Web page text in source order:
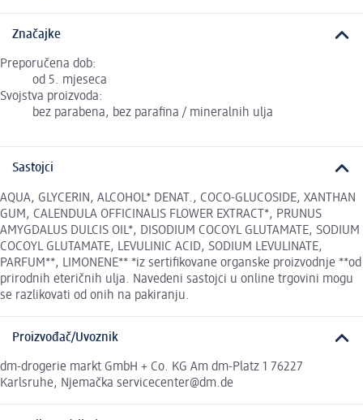
Značajke
Preporučena dob:
od 5. mjeseca
Svojstva proizvoda:
bez parabena, bez parafina / mineralnih ulja
Sastojci
AQUA, GLYCERIN, ALCOHOL* DENAT., COCO-GLUCOSIDE, XANTHAN
GUM, CALENDULA OFFICINALIS FLOWER EXTRACT*, PRUNUS
AMYGDALUS DULCIS OIL*, DISODIUM COCOYL GLUTAMATE, SODIUM
COCOYL GLUTAMATE, LEVULINIC ACID, SODIUM LEVULINATE,
PARFUM**, LIMONENE** *iz sertifikovane organske proizvodnje **od
prirodnih eteričnih ulja. Navedeni sastojci u online trgovini mogu
se razlikovati od onih na pakiranju.
Proizvođač/Uvoznik
dm-drogerie markt GmbH + Co. KG Am dm-Platz 1 76227
Karlsruhe, Njemačka servicecenter@dm.de